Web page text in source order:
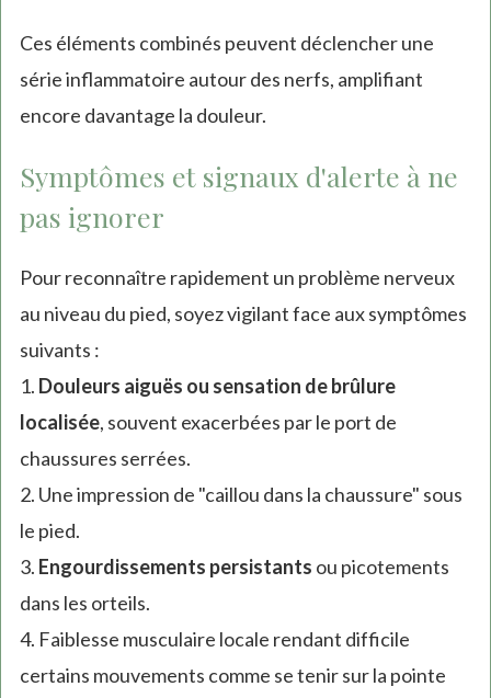
Ces éléments combinés peuvent déclencher une
série inflammatoire autour des nerfs, amplifiant
encore davantage la douleur.
Symptômes et signaux d'alerte à ne
pas ignorer
Pour reconnaître rapidement un problème nerveux
au niveau du pied, soyez vigilant face aux symptômes
suivants :
1. Douleurs aiguës ou sensation de brûlure
localisée, souvent exacerbées par le port de
chaussures serrées.
2. Une impression de "caillou dans la chaussure" sous
le pied.
3. Engourdissements persistants ou picotements
dans les orteils.
4. Faiblesse musculaire locale rendant difficile
certains mouvements comme se tenir sur la pointe